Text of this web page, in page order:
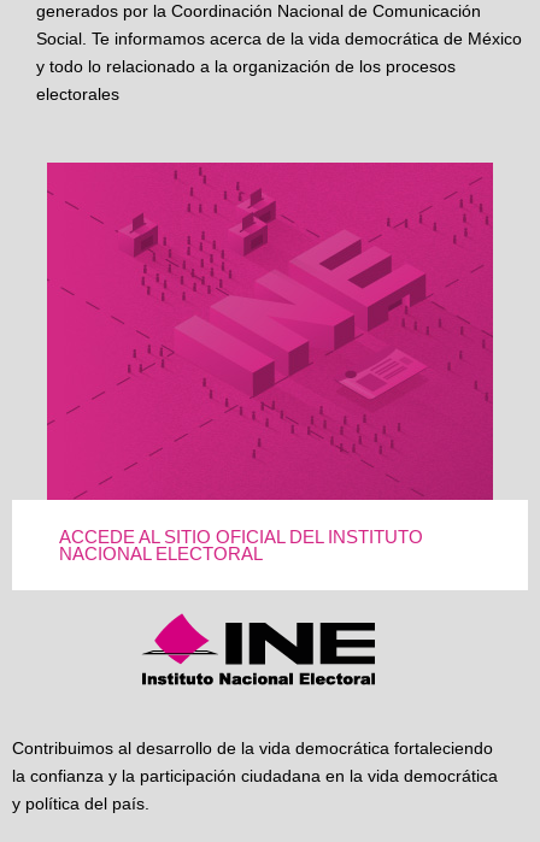
generados por la Coordinación Nacional de Comunicación
Social. Te informamos acerca de la vida democrática de México
y todo lo relacionado a la organización de los procesos
electorales
ACCEDE AL SITIO OFICIAL DEL INSTITUTO
NACIONAL ELECTORAL
Contribuimos al desarrollo de la vida democrática fortaleciendo
la confianza y la participación ciudadana en la vida democrática
y política del país.